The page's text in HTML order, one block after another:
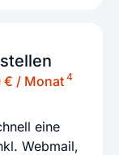
€ / Monat4
eine
Webmail,